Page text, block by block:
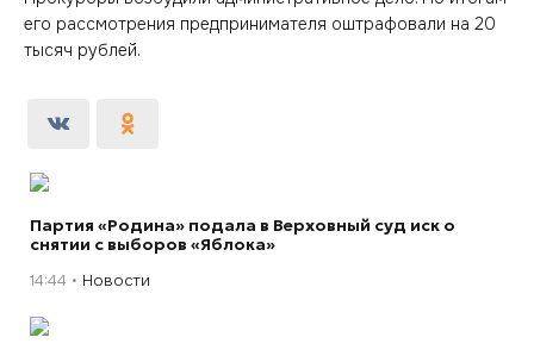
его рассмотрения предпринимателя оштрафовали на 20
тысяч рублей.
Партия «Родина» подала в Верховный суд иск о
снятии с выборов «Яблока»
14:44 Новости